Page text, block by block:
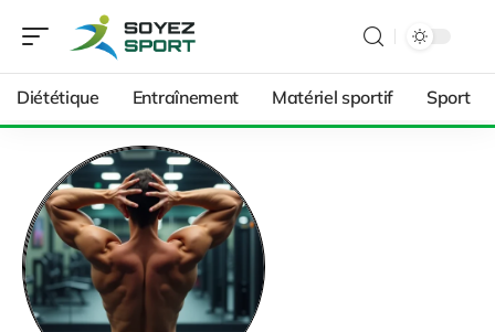
Diététique Entraînement Matériel sportif Sport